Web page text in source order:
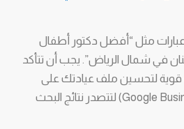
مثل “أفضل دكتور أطفال
في شمال الرياض”. يجب أن تتأكد
قوية لتحسين ملف عيادتك على
خرائط جوجل (Google Business Profile) لتتصدر نتائج البحث